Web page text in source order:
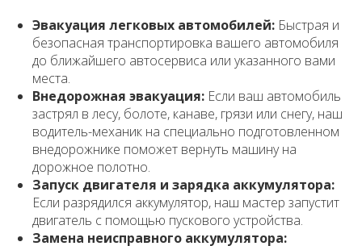
Эвакуация легковых автомобилей: Быстрая и
безопасная транспортировка вашего автомобиля
до ближайшего автосервиса или указанного вами
места.
Внедорожная эвакуация: Если ваш автомобиль
застрял в лесу, болоте, канаве, грязи или снегу, наш
водитель-механик на специально подготовленном
внедорожнике поможет вернуть машину на
дорожное полотно.
Запуск двигателя и зарядка аккумулятора:
Если разрядился аккумулятор, наш мастер запустит
двигатель с помощью пускового устройства.
Замена неисправного аккумулятора: